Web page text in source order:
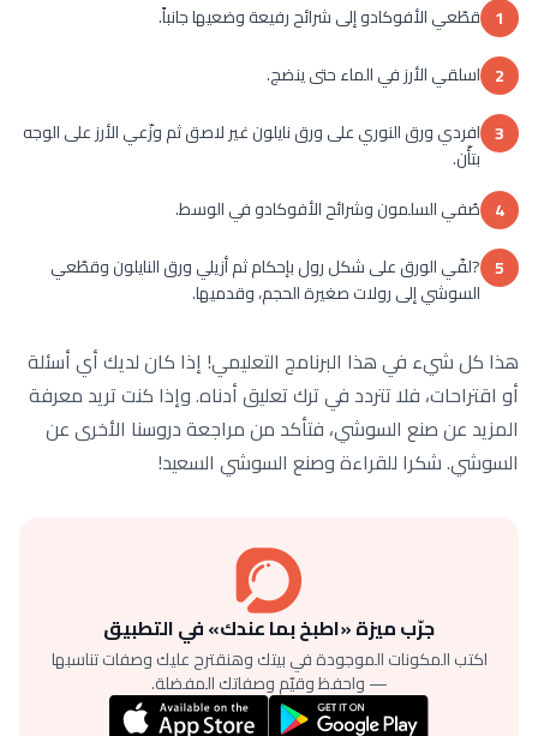
1 قطّعي الأفوكادو إلى شرائح رفيعة وضعيها جانباً.
2 اسلقي الأرز في الماء حتى ينضج.
3 افردي ورق النوري على ورق نايلون غير لاصق ثم وزّعي الأرز على الوجه
بتأّن.
4 صُفي السلمون وشرائح الأفوكادو في الوسط.
5 ?لفّي الورق على شكل رول بإحكام ثم أزيلي ورق النايلون وقطّعي
السوشي إلى رولات صغيرة الحجم، وقدميها.
هذا كل شيء في هذا البرنامج التعليمي! إذا كان لديك أي أسئلة
أو اقتراحات، فلا تتردد في ترك تعليق أدناه. وإذا كنت تريد معرفة
المزيد عن صنع السوشي، فتأكد من مراجعة دروسنا الأخرى عن
السوشي. شكرا للقراءة وصنع السوشي السعيد!
جرّب ميزة «اطبخ بما عندك» في التطبيق
اكتب المكونات الموجودة في بيتك وهنقترح عليك وصفات تناسبها
— واحفظ وقيّم وصفاتك المفضلة.